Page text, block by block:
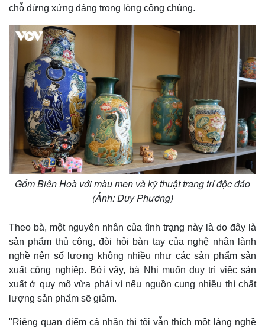
chỗ đứng xứng đáng trong lòng công chúng.
Gốm Biên Hoà với màu men và kỹ thuật trang trí độc đáo
(Ảnh: Duy Phương)
Theo bà, một nguyên nhân của tình trạng này là do đây là
sản phẩm thủ công, đòi hỏi bàn tay của nghệ nhân lành
nghề nên số lượng không nhiều như các sản phẩm sản
xuất công nghiệp. Bởi vậy, bà Nhi muốn duy trì việc sản
xuất ở quy mô vừa phải vì nếu nguồn cung nhiều thì chất
lượng sản phẩm sẽ giảm.
"Riêng quan điểm cá nhân thì tôi vẫn thích một làng nghề